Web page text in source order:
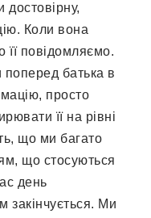
достовірну,
Коли вона
її повідомляємо.
поперед батька в
просто
її на рівні
що ми багато
що стосуються
день
закінчується. Ми